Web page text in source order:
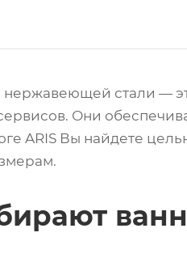
нержавеющей стали —
Они
ARIS Вы найдете